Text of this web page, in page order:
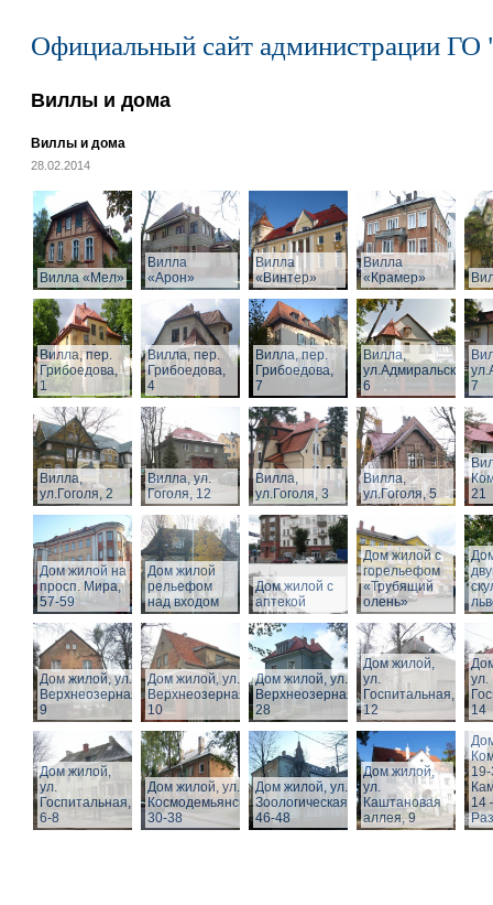
Официальный сайт администрации ГО
Виллы и дома
Виллы и дома
28.02.2014
Вилла «Мел»
Вилла
«Арон»
Вилла
«Винтер»
Вилла
«Крамер»
Вилла, пер.
Грибоедова,
1
Вилла, пер.
Грибоедова,
4
Вилла, пер.
Грибоедова,
7
Вилла,
ул.Адмиральская,
6
7
Вилла,
ул.Гоголя, 2
Вилла, ул.
Гоголя, 12
Вилла,
ул.Гоголя, 3
Вилла,
ул.Гоголя, 5
21
Дом жилой на
просп. Мира,
57-59
Дом жилой
рельефом
над входом
Дом жилой с
аптекой
Дом жилой с
горельефом
«Трубящий
олень»
Дом жилой, ул.
Верхнеозерная,
9
Дом жилой, ул.
Верхнеозерная,
10
Дом жилой, ул.
Верхнеозерная,
28
Дом жилой,
ул.
Госпитальная,
12
ул.
14
Дом жилой,
ул.
Госпитальная,
6-8
Дом жилой, ул. З.
Космодемьянской
30-38
Дом жилой, ул.
Зоологическая,
46-48
Дом жилой,
ул.
Каштановая
аллея, 9
14